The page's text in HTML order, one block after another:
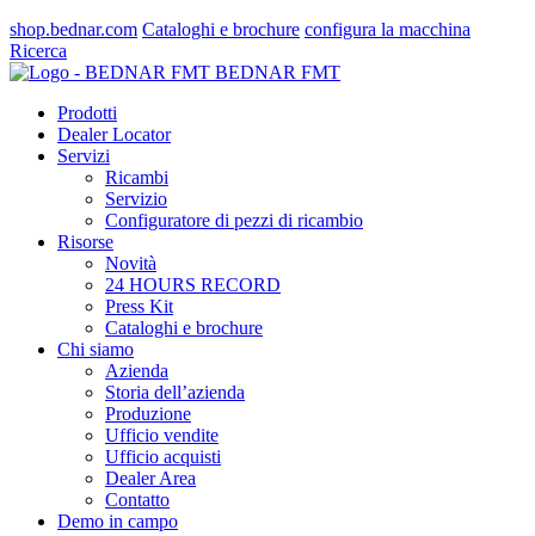
shop.bednar.com Cataloghi e brochure configura la macchina
Ricerca
BEDNAR FMT
Prodotti
Dealer Locator
Servizi
Ricambi
Servizio
Configuratore di pezzi di ricambio
Risorse
Novità
24 HOURS RECORD
Press Kit
Cataloghi e brochure
Chi siamo
Azienda
Storia dell’azienda
Produzione
Ufficio vendite
Ufficio acquisti
Dealer Area
Contatto
Demo in campo